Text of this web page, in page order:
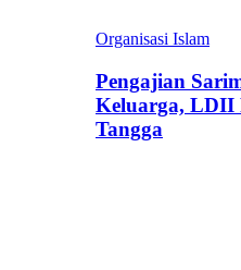
Organisasi Islam
Pengajian
Keluarga, LDII
Tangga